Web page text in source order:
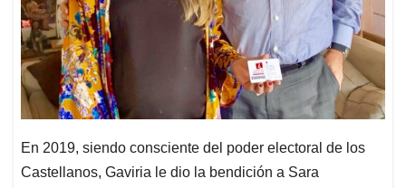
En 2019, siendo consciente del poder electoral de los
Castellanos, Gaviria le dio la bendición a Sara